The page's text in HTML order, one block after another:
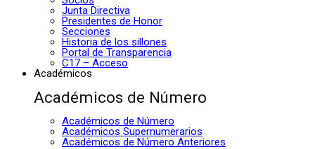
Junta Directiva
Presidentes de Honor
Secciones
Historia de los sillones
Portal de Transparencia
C17 – Acceso
Académicos
Académicos de Número
Académicos de Número
Académicos Supernumerarios
Académicos de Número Anteriores